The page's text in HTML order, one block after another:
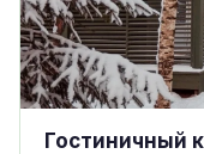
Гостиничный